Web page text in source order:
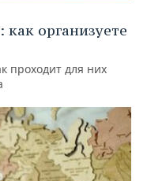
организуете
проходит для них